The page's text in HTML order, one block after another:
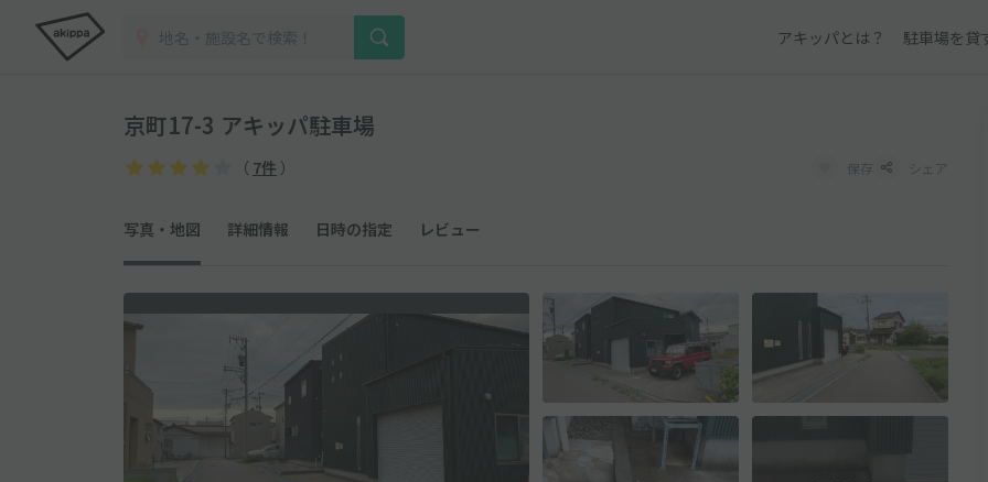
アキッパとは？ 駐車場を貸
京町17-3 アキッパ駐車場
（ 7件 ） 保存 シェア
写真・地図 詳細情報 日時の指定 レビュー